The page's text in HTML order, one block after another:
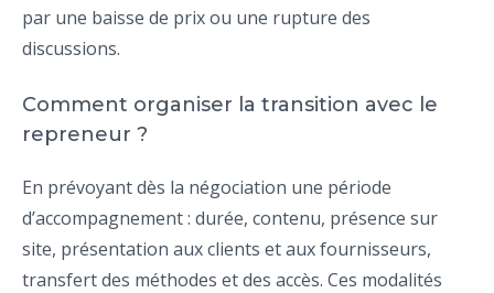
par une baisse de prix ou une rupture des
discussions.
Comment organiser la transition avec le
repreneur ?
En prévoyant dès la négociation une période
d’accompagnement : durée, contenu, présence sur
site, présentation aux clients et aux fournisseurs,
transfert des méthodes et des accès. Ces modalités